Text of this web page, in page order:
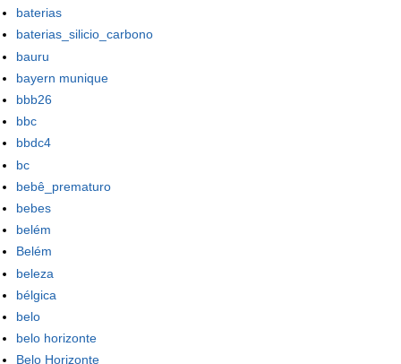
baterias
baterias_silicio_carbono
bauru
bayern munique
bbb26
bbc
bbdc4
bc
bebê_prematuro
bebes
belém
Belém
beleza
bélgica
belo
belo horizonte
Belo Horizonte